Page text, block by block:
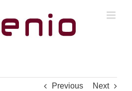
Previous Next